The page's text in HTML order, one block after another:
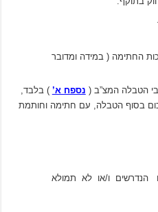
החתימה ( במידה ומדובר
הטבלה המצ”ב ( נספח א’ ) בלבד,
בסוף הטבלה, עם חתימה וחותמת
הנדרשים ו/או לא תמולא